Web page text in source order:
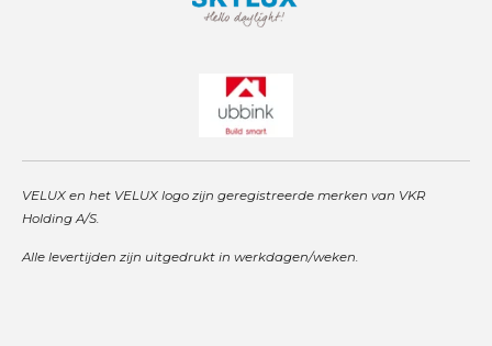
VELUX en het VELUX logo zijn geregistreerde merken van VKR
Holding A/S.
Alle levertijden zijn uitgedrukt in werkdagen/weken.